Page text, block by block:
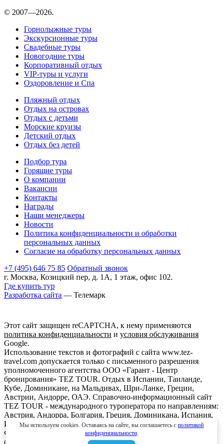
© 2007—2026.
Горнолыжные туры
Экскурсионные туры
Свадебные туры
Новогодние туры
Корпоративный отдых
VIP-туры и услуги
Оздоровление и Спа
Пляжный отдых
Отдых на островах
Отдых с детьми
Морские круизы
Детский отдых
Отдых без детей
Подбор тура
Горящие туры
О компании
Вакансии
Контакты
Награды
Наши менеджеры
Новости
Политика конфиденциальности и обработки
персональных данных
Согласие на обработку персональных данных
+7 (495) 646 75 85 Обратный звонок
г. Москва, Козицкий пер, д. 1А, 1 этаж, офис 102.
Где купить тур
Разработка сайта — Телемарк
Этот сайт защищен reCAPTCHA, к нему применяются
политика конфиденциальности и условия обслуживания
Google.
Использование текстов и фотографий с сайта www.tez-
travel.com допускается только с письменного разрешения
уполномоченного агентства ООО «Гарант - Центр
бронирования» TEZ TOUR. Отдых в Испании, Таиланде,
Кубе, Доминикане, на Мальдивах, Шри-Ланке, Греции,
Австрии, Андорре, ОАЭ. Справочно-информационный сайт
TEZ TOUR - международного туроператора по направлениям:
Австрия, Андорра, Болгария, Греция, Доминикана, Испания,
Италия, Кипр, Куба, Мальдивы, Мексика, ОАЭ, Таиланд,
Франция, Шри-Ланка. Информация о ценах, указанная на
сайте, не является ни рекламой, ни офертой. определяемой
Мы используем cookies. Оставаясь на сайте, вы соглашаетесь с политикой
конфиденциальности.